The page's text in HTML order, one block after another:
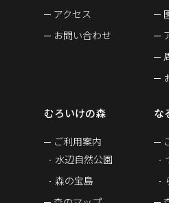
アクセス
お問い合わせ
むろいけの森
ご利用案内
水辺自然公園
森の宝島
な